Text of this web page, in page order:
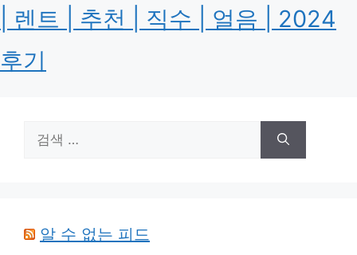
| 렌트 | 추천 | 직수 | 얼음 | 2024
후기
검
알 수 없는 피드